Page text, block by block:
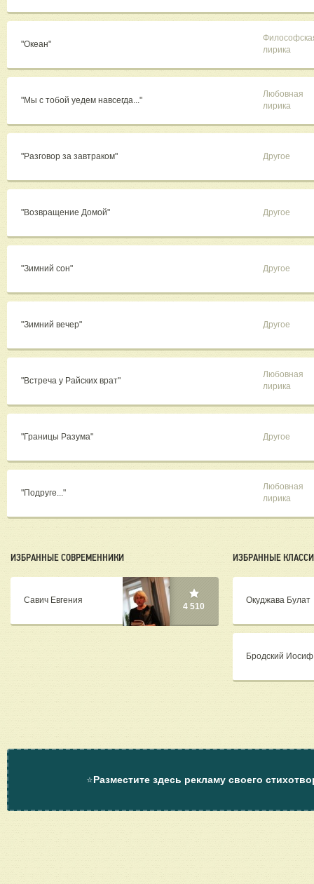
"Океан"
лирика
"Мы с тобой уедем навсегда..."
Любовная
лирика
"Разговор за завтраком" Другое
"Возвращение Домой" Другое
"Зимний сон" Другое
"Зимний вечер" Другое
"Встреча у Райских врат"
Любовная
лирика
"Границы Разума" Другое
"Подруге..."
Любовная
лирика
ИЗБРАННЫЕ СОВРЕМЕННИКИ
Савич Евгения
4 510
ИЗБРАННЫЕ
Окуджава Булат
Бродский Иосиф
⭐Разместите здесь рекламу своего